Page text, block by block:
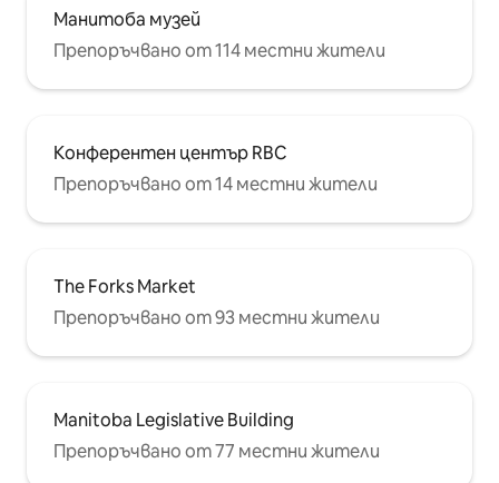
Манитоба музей
Препоръчвано от 114 местни жители
Конферентен център RBC
Препоръчвано от 14 местни жители
The Forks Market
Препоръчвано от 93 местни жители
Manitoba Legislative Building
Препоръчвано от 77 местни жители